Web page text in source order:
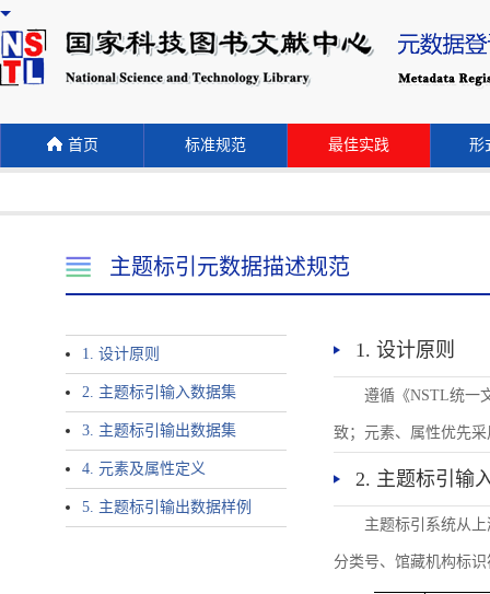
首页 标准规范 最佳实践 形
主题标引元数据描述规范
1. 设计原则
2. 主题标引输入数据集
3. 主题标引输出数据集
4. 元素及属性定义
5. 主题标引输出数据样例
1. 设计原则
遵循《NSTL统一
致；元素、属性优先
2. 主题标引输
主题标引系统从
分类号、馆藏机构标